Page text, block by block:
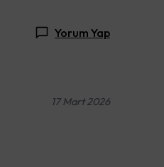
Yorum Yap
17 Mart 2026